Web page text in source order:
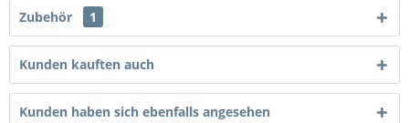
Zubehör 1
Kunden kauften auch
Kunden haben sich ebenfalls angesehen